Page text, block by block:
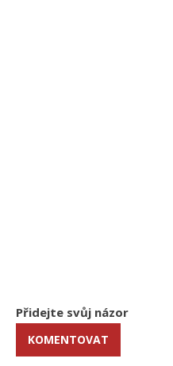
Přidejte svůj názor
KOMENTOVAT